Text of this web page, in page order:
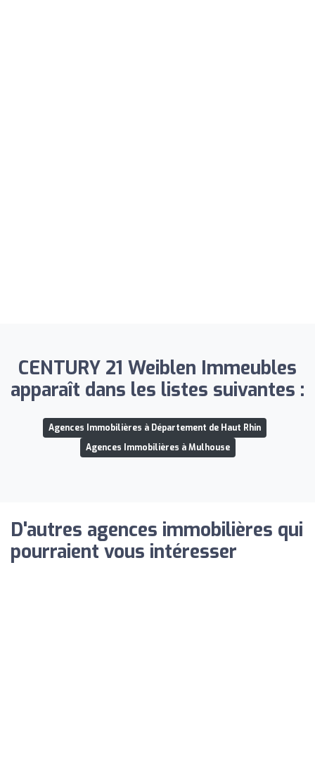
CENTURY 21 Weiblen Immeubles
apparaît dans les listes suivantes :
Agences Immobilières à Département de Haut Rhin
Agences Immobilières à Mulhouse
D'autres agences immobilières qui
pourraient vous intéresser